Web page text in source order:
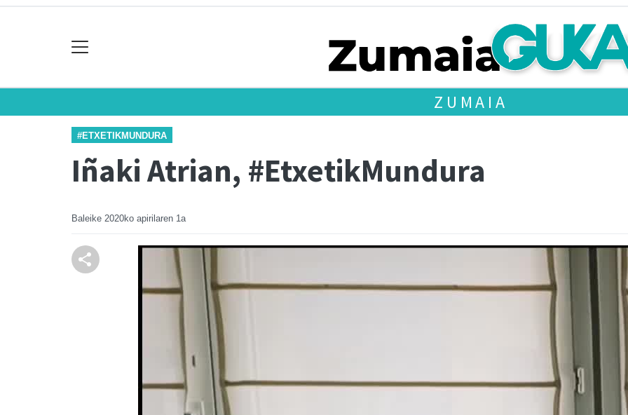
ZUMAIA
#ETXETIKMUNDURA
Iñaki Atrian, #EtxetikMundura
Baleike 2020ko apirilaren 1a